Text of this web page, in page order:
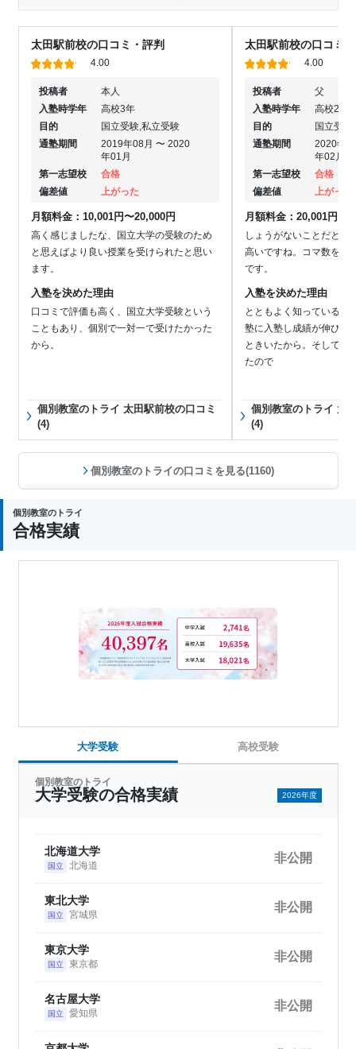
太田駅前校の口コミ・評判
4.00
投稿者
本人
入塾時学年
高校3年
目的
国立受験,私立受験
通塾期間
2019年08月 〜 2020
年01月
第一志望校
合格
偏差値
上がった
月額料金：10,001円〜20,000円
高く感じましたな、国立大学の受験のため
と思えばより良い授業を受けられたと思い
ます。
入塾を決めた理由
口コミで評価も高く、国立大学受験という
こともあり、個別で一対一で受けたかった
から。
個別教室のトライ 太田駅前校の口コミ
(4)
太田駅前校の口コミ
4.00
投稿者
父
入塾時学年
高校2年
目的
国立受験
通塾期間
2020年
年02月
第一志望校
合格
偏差値
上がった
月額料金：20,001円〜
しょうがないことだとは
高いですね。コマ数を増
です。
入塾を決めた理由
とともよく知っている私
塾に入塾し成績が伸びて
ときいたから。そしてそ
たので
個別教室のトライ 太
(4)
個別教室のトライの口コミを見る(1160)
個別教室のトライ
合格実績
大学受験 高校受験
個別教室のトライ
大学受験の合格実績 2026年度
北海道大学
国立 北海道
非公開
東北大学
国立 宮城県
非公開
東京大学
国立 東京都
非公開
名古屋大学
国立 愛知県
非公開